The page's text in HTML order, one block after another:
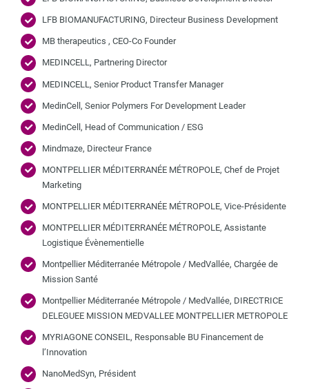
LFB BIOMANUFACTURING, Directeur Business Development
MB therapeutics , CEO-Co Founder
MEDINCELL, Partnering Director
MEDINCELL, Senior Product Transfer Manager
MedinCell, Senior Polymers For Development Leader
MedinCell, Head of Communication / ESG
Mindmaze, Directeur France
MONTPELLIER MÉDITERRANÉE MÉTROPOLE, Chef de Projet
Marketing
MONTPELLIER MÉDITERRANÉE MÉTROPOLE, Vice-Présidente
MONTPELLIER MÉDITERRANÉE MÉTROPOLE, Assistante
Logistique Évènementielle
Montpellier Méditerranée Métropole / MedVallée, Chargée de
Mission Santé
Montpellier Méditerranée Métropole / MedVallée, DIRECTRICE
DELEGUEE MISSION MEDVALLEE MONTPELLIER METROPOLE
MYRIAGONE CONSEIL, Responsable BU Financement de
l’Innovation
NanoMedSyn, Président